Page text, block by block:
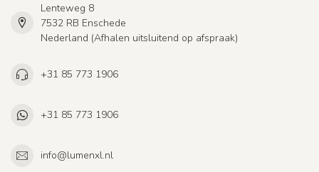
Lenteweg 8
7532 RB Enschede
Nederland (Afhalen uitsluitend op afspraak)
+31 85 773 1906
+31 85 773 1906
info@lumenxl.nl